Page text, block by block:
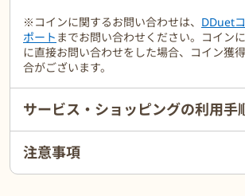
※コインに関するお問い合わせは、 DDuet
ポート までお問い合わせください。コイン
に直接お問い合わせをした場合、コイン獲
合がございます。
サービス・ショッピングの利用手
注意事項